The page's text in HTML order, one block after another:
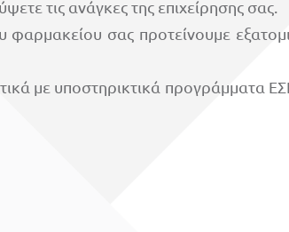
τις ανάγκες της επιχείρησης σας.
σας προτείνουμε
με υποστηρικτικά προγράμματα